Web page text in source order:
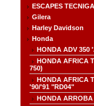
ESCAPES
Gilera
Harley Davidson
Honda
HONDA ADV 350
HONDA AFRICA
750)
HONDA AFRICA
'90/'91 "RD04"
HONDA ARROBA